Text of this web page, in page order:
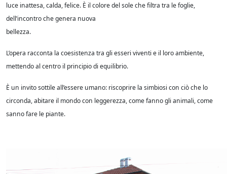
luce inattesa, calda, felice. È il colore del sole che filtra tra le foglie,
dell’incontro che genera nuova
bellezza.
L’opera racconta la coesistenza tra gli esseri viventi e il loro ambiente,
mettendo al centro il principio di equilibrio.
È un invito sottile all’essere umano: riscoprire la simbiosi con ciò che lo
circonda, abitare il mondo con leggerezza, come fanno gli animali, come
sanno fare le piante.